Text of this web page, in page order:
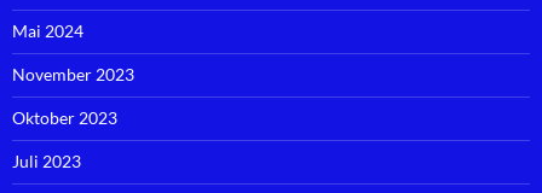
Mai 2024
November 2023
Oktober 2023
Juli 2023